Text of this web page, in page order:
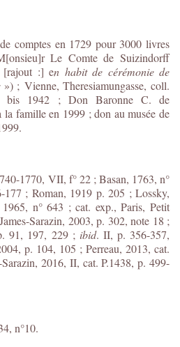
comptes en 1729 pour 3000 livres
Le Comte de Suizindorff
[rajout :] en habit de cérémonie de
») ; Vienne, Theresiamungasse, coll.
bis 1942 ; Don Baronne C. de
famille en 1999 ; don au musée de
1770, VII, f° 22 ; Basan, 1763, n°
; Roman, 1919 p. 205 ; Lossky,
n° 643 ; cat. exp., Paris, Petit
Sarazin, 2003, p. 302, note 18 ;
91, 197, 229 ; ibid. II, p. 356-357,
p. 104, 105 ; Perreau, 2013, cat.
2016, II, cat. P.1438, p. 499-
n°10.